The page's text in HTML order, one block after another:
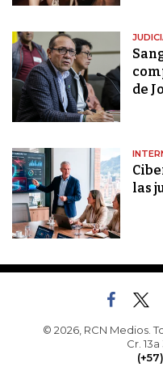
de
las
© 2026, RCN Medios.
Cr.